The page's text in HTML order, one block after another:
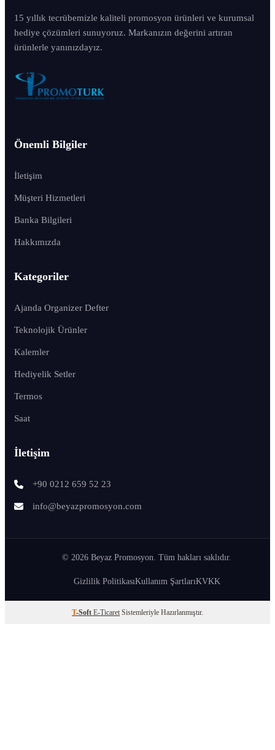
15 yıllık tecrübemizle kaliteli promosyon ürünleri ve kurumsal
hediye çözümleri sunuyoruz. Markanızın değerini artıran
ürünlerle yanınızdayız.
Önemli Bilgiler
İletişim
Müşteri Hizmetleri
Banka Bilgileri
Hakkımızda
Kategoriler
Ajanda Organizer Defter
Teknolojik Ürünler
Kalemler
Hediyelik Setler
Termos
Saat
İletişim
+90 0212 659 52 23
info@beyazpromosyon.com
© 2026 Beyaz Promosyon. Tüm hakları saklıdır.
Gizlilik PolitikasıKullanım ŞartlarıKVKK
T-Soft E-Ticaret Sistemleriyle Hazırlanmıştır.